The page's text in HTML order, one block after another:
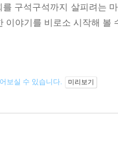
구석구석까지 살피려는
이야기를 비로소 시작해 볼
보실 수 있습니다. 미리보기